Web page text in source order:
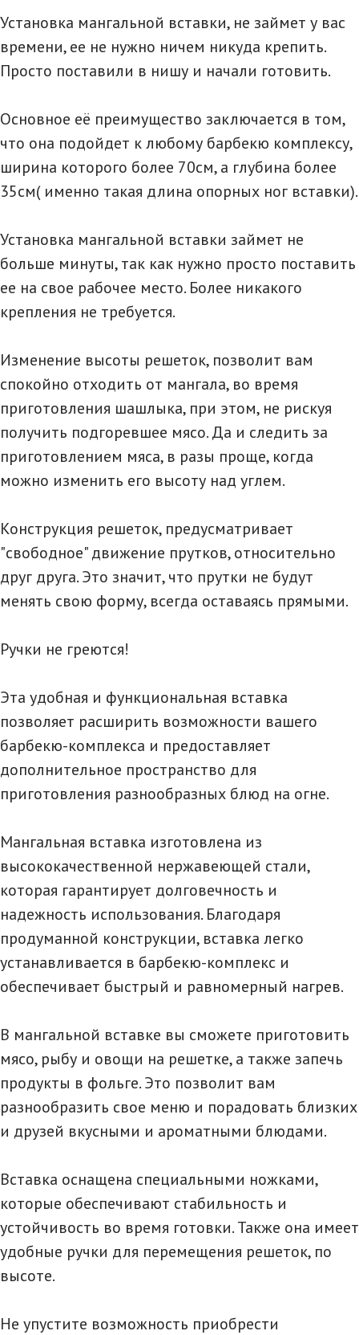
Установка мангальной вставки, не займет у вас
времени, ее не нужно ничем никуда крепить.
Просто поставили в нишу и начали готовить.
Основное её преимущество заключается в том,
что она подойдет к любому барбекю комплексу,
ширина которого более 70см, а глубина более
35см( именно такая длина опорных ног вставки).
Установка мангальной вставки займет не
больше минуты, так как нужно просто поставить
ее на свое рабочее место. Более никакого
крепления не требуется.
Изменение высоты решеток, позволит вам
спокойно отходить от мангала, во время
приготовления шашлыка, при этом, не рискуя
получить подгоревшее мясо. Да и следить за
приготовлением мяса, в разы проще, когда
можно изменить его высоту над углем.
Конструкция решеток, предусматривает
"свободное" движение прутков, относительно
друг друга. Это значит, что прутки не будут
менять свою форму, всегда оставаясь прямыми.
Ручки не греются!
Эта удобная и функциональная вставка
позволяет расширить возможности вашего
барбекю-комплекса и предоставляет
дополнительное пространство для
приготовления разнообразных блюд на огне.
Мангальная вставка изготовлена из
высококачественной нержавеющей стали,
которая гарантирует долговечность и
надежность использования. Благодаря
продуманной конструкции, вставка легко
устанавливается в барбекю-комплекс и
обеспечивает быстрый и равномерный нагрев.
В мангальной вставке вы сможете приготовить
мясо, рыбу и овощи на решетке, а также запечь
продукты в фольге. Это позволит вам
разнообразить свое меню и порадовать близких
и друзей вкусными и ароматными блюдами.
Вставка оснащена специальными ножками,
которые обеспечивают стабильность и
устойчивость во время готовки. Также она имеет
удобные ручки для перемещения решеток, по
высоте.
Не упустите возможность приобрести